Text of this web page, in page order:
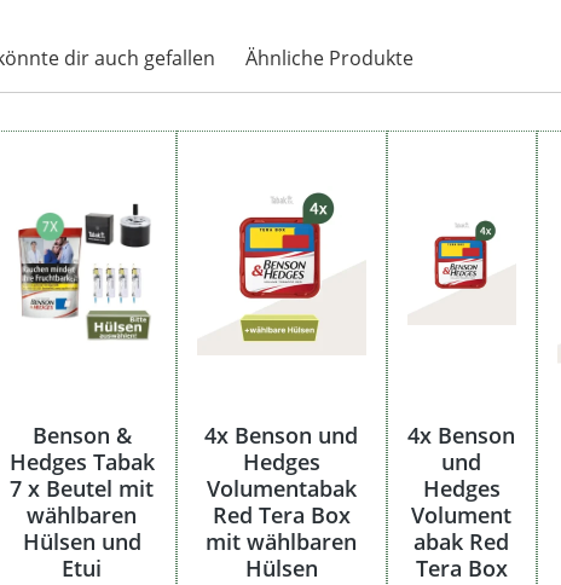
dir auch gefallen Ähnliche Produkte
Benson &
Hedges Tabak
7 x Beutel mit
wählbaren
Hülsen und
Etui
4x Benson und
Hedges
Volumentabak
Red Tera Box
mit wählbaren
Hülsen
4x Benson
und
Hedges
Volument
abak Red
Tera Box